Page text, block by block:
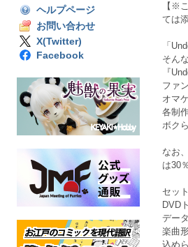
ヘルプページ
お問い合わせ
X(Twitter)
Facebook
【※
ては
「
そん
『
ファ
オマ
各制
ボク
なお
は30
セッ
DVD
デー
楽曲
込め